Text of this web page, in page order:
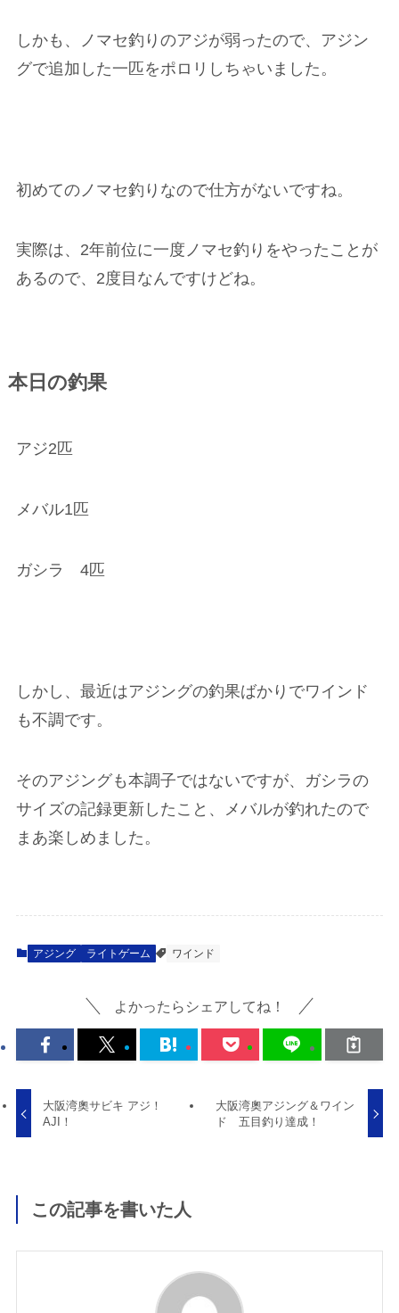
しかも、ノマセ釣りのアジが弱ったので、アジン
グで追加した一匹をポロリしちゃいました。
初めてのノマセ釣りなので仕方がないですね。
実際は、2年前位に一度ノマセ釣りをやったことが
あるので、2度目なんですけどね。
本日の釣果
アジ2匹
メバル1匹
ガシラ 4匹
しかし、最近はアジングの釣果ばかりでワインド
も不調です。
そのアジングも本調子ではないですが、ガシラの
サイズの記録更新したこと、メバルが釣れたので
まあ楽しめました。
アジング ライトゲーム ワインド
よかったらシェアしてね！
大阪湾奧サビキ アジ！
AJI！
大阪湾奧アジング＆ワイン
ド 五目釣り達成！
この記事を書いた人